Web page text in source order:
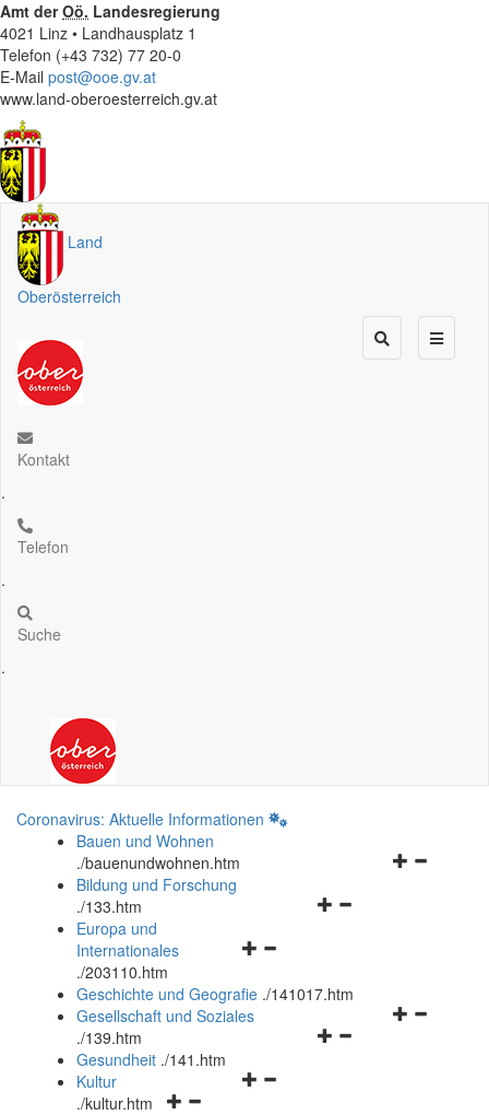
Amt derOö. Landesregierung
4021 Linz • Landhausplatz 1
Telefon (+43 732) 77 20-0
E-Mail post@ooe.gv.at
www.land-oberoesterreich.gv.at
Land
Oberösterreich
Kontakt
.
Telefon
.
Suche
.
Coronavirus: Aktuelle Informationen
Bauen und Wohnen
./bauenundwohnen.htm
Navigationsmenü
Bildung und Forschung
./133.htm
Navigationsmenü
und
schließen
Europa und
Internationales
./203110.htm
Geschichte und Geografie ./141017.htm
Navigationsmenü
Gesellschaft und Soziales
./139.htm
Navigationsmenü
Gesundheit ./141.htm
Navigationsmenü
Kultur
./kultur.htm